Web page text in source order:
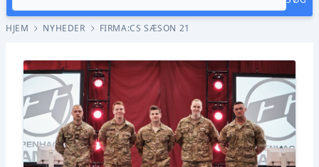
HJEM NYHEDER FIRMA:CS SÆSON 21